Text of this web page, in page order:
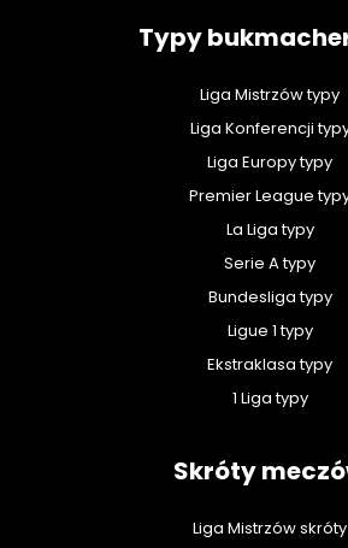
Typy
Liga Mistrzów typy
Liga Konferencji
Liga Europy typy
Premier League
La Liga typy
Serie A typy
Bundesliga typy
Ligue 1 typy
Ekstraklasa typy
1 Liga typy
Skróty
Liga Mistrzów skróty